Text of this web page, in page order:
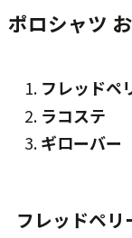
ポロシャツ
フレッドペ
ラコステ
ギローバー
フレッドペリ